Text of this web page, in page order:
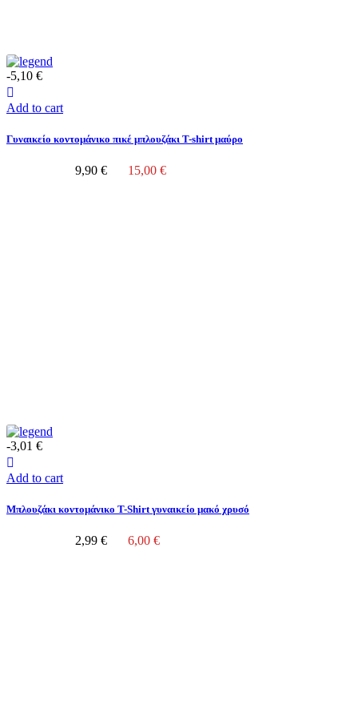
-5,10 €
Add to cart
Γυναικείο κοντομάνικο πικέ μπλουζάκι T-shirt μαύρο
9,90 € 15,00 €
-3,01 €
Add to cart
Μπλουζάκι κοντομάνικο T-Shirt γυναικείο μακό χρυσό
2,99 € 6,00 €